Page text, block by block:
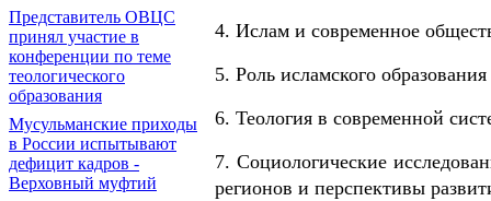
Представитель ОВЦС
принял участие в
конференции по теме
теологического
образования
Мусульманские приходы
в России испытывают
дефицит кадров -
Верховный муфтий
4. Ислам и современное
5. Роль исламского
6. Теология в современной
7. Социологические
регионов и перспективы